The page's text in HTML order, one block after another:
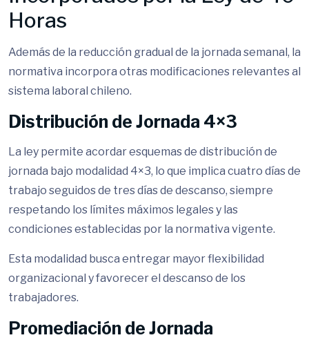
Horas
Además de la reducción gradual de la jornada semanal, la
normativa incorpora otras modificaciones relevantes al
sistema laboral chileno.
Distribución de Jornada 4×3
La ley permite acordar esquemas de distribución de
jornada bajo modalidad 4×3, lo que implica cuatro días de
trabajo seguidos de tres días de descanso, siempre
respetando los límites máximos legales y las
condiciones establecidas por la normativa vigente.
Esta modalidad busca entregar mayor flexibilidad
organizacional y favorecer el descanso de los
trabajadores.
Promediación de Jornada